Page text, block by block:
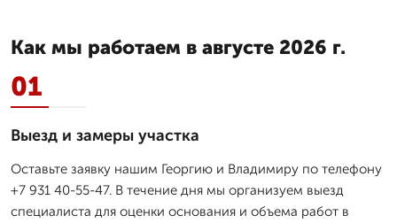
Как мы работаем в августе 2026 г.
01
Выезд и замеры участка
Оставьте заявку нашим Георгию и Владимиру по телефону
+7 931 40-55-47. В течение дня мы организуем выезд
специалиста для оценки основания и объема работ в